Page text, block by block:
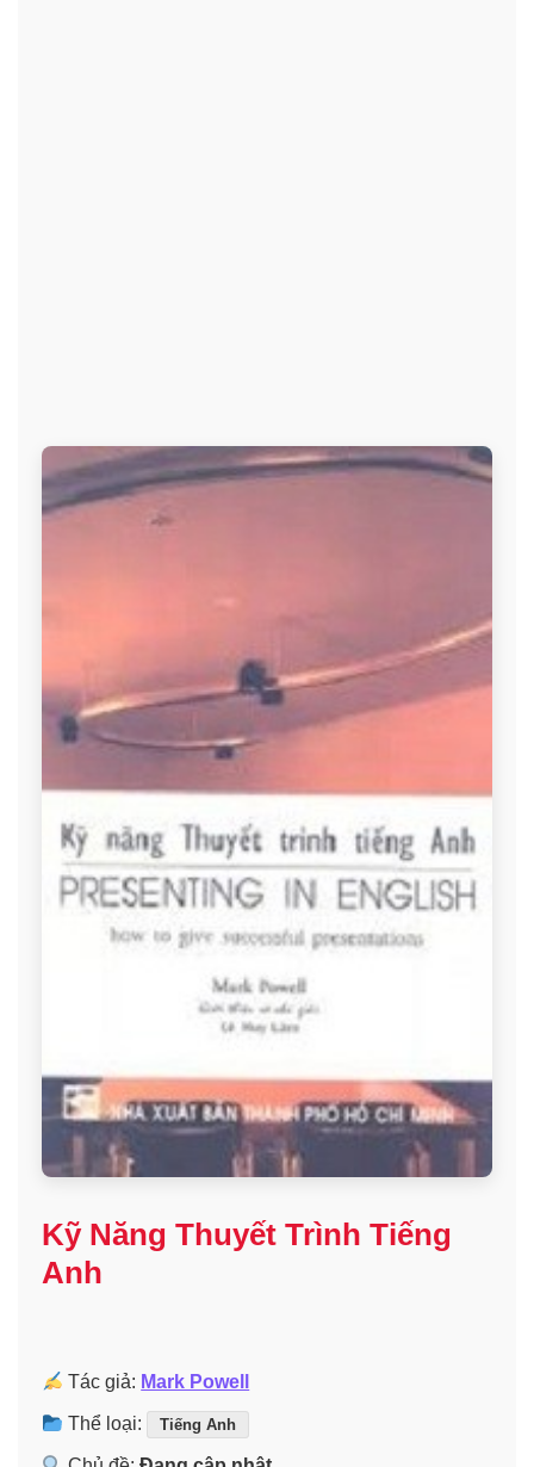
Kỹ Năng Thuyết Trình Tiếng
Anh
Tác giả: Mark Powell
Thể loại: Tiếng Anh